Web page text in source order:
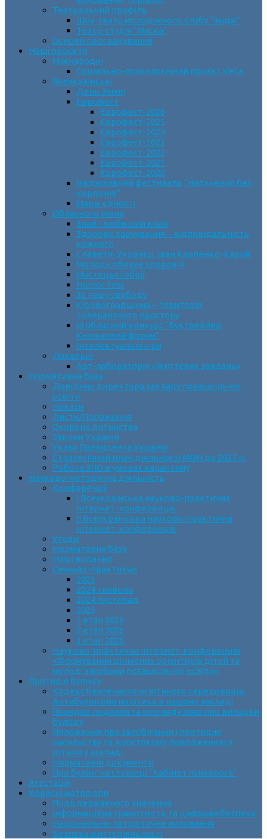
Театральний профіль
Шоу-театр молодіжного клубу “Імідж”
Театр-студія “Маска”
Основи програмування
Наші проєкти
Міжнародні
Соціально-психологічний проєкт VeLa
Всеукраїнські
День Землі
Єврофест
Єврофест-2026
Єврофест-2025
Єврофест-2024
Єврофест-2023
Єврофест-2022
Єврофест-2021
Єврофест-2020
Інклюзивний фестиваль “Натхнення без
кордонів”
Марш єдності
Обласного рівня
Знай і люби свій край
Здорове харчування – відповідальність
кожного
Славетні Українці. Іван Карпенко-Карий
Молодь обирає здоров’я
Мистецькі обрії
Humor Fest
За нашу свободу
Кіровоградщина – територія
толерантного простору
ІII обласний конкурс “Буктрейлер.
Книжковий форум”
Інтелектуальні ігри
Локальні
Арт-лабораторія «Життєвих завдань»
Нормативна база
Довідник директора закладу позашкільної
освіти
Накази
Листи/Положення
Охорона дитинства
Закони України
Укази Президента України
Стратегічний план діяльності МОН до 2027 р.
Робота ЗПО в умовах карантину
Науково-методична діяльність
Конференції
І Всеукраїнська науково-практична
інтернет-конференція
ІІ Всеукраїнська науково-практична
інтернет-конференція
Угоди
Нормативна база
Наші видання
Семінар-практикум
2023
2024 травень
2024 листопад
2025
1 етап 2026
2 етап 2026
3 етап 2026
Науково-практична інтернет-конференція
«Формування ціннісних орієнтирів дітей та
молоді засобами позашкільної освіти»
Протидія булінгу
Кодекс безпечного освітнього середовища.
Антибулінгова політика в нашому закладі
Порядок подання та розгляду заяв про випадки
булінгу
Положення про запобігання і протидію
насильству та жорстокому поводженню з
дітьми у закладі
Нормативні документи
Про булінг на сторінці “Кабінет психолога”
Атестація
Корисні матеріали
Події державного значення
Інформаційна грамотність та цифрова безпека
Національно-патріотичне виховання
Безпека життєдіяльності